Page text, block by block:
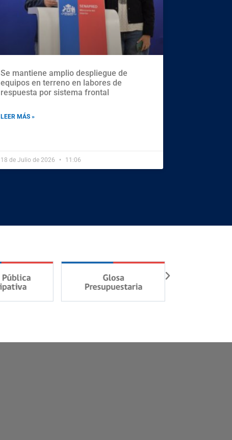
Se mantiene amplio despliegue de
equipos en terreno en labores de
respuesta por sistema frontal
LEER MÁS »
18 de Julio de 2026 11:06